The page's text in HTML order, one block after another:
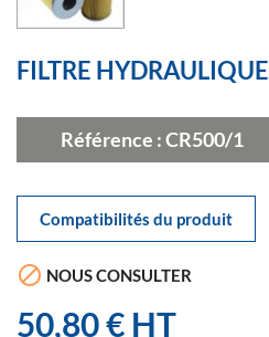
FILTRE HYDRAULIQUE
Référence :CR500/1
Compatibilités du produit
 NOUS CONSULTER
50,80 € HT